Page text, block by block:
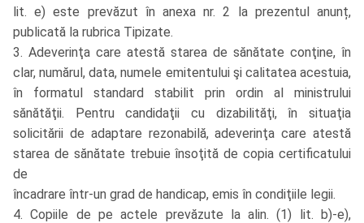
lit. e) este prevăzut în anexa nr. 2 la prezentul anunț,
publicată la rubrica Tipizate.
3. Adeverinţa care atestă starea de sănătate conţine, în
clar, numărul, data, numele emitentului şi calitatea acestuia,
în formatul standard stabilit prin ordin al ministrului
sănătăţii. Pentru candidaţii cu dizabilităţi, în situaţia
solicitării de adaptare rezonabilă, adeverinţa care atestă
starea de sănătate trebuie însoţită de copia certificatului
de
încadrare într-un grad de handicap, emis în condiţiile legii.
4. Copiile de pe actele prevăzute la alin. (1) lit. b)-e),